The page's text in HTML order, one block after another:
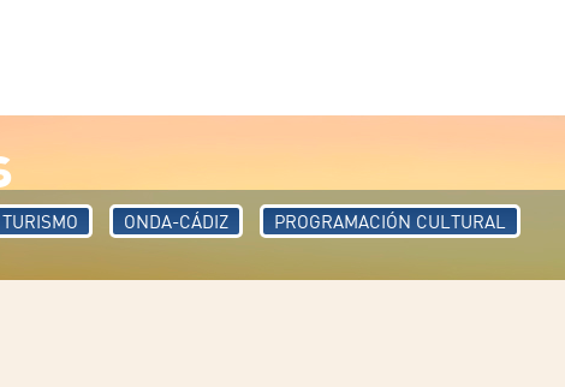
TURISMO ONDA-CÁDIZ PROGRAMACIÓN CULTURAL